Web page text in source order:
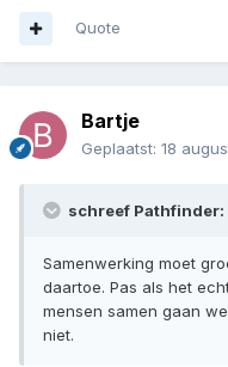
Quote
Bartje
Geplaatst: 18
schreef Pathfinder:
Samenwerking moet
daartoe. Pas als het
mensen samen gaan
niet.